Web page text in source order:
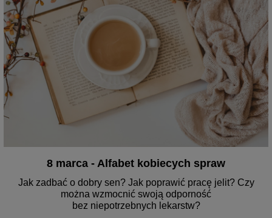
8 marca - Alfabet kobiecych spraw
Jak zadbać o dobry sen? Jak poprawić pracę jelit? Czy
można wzmocnić swoją odporność
bez niepotrzebnych lekarstw?